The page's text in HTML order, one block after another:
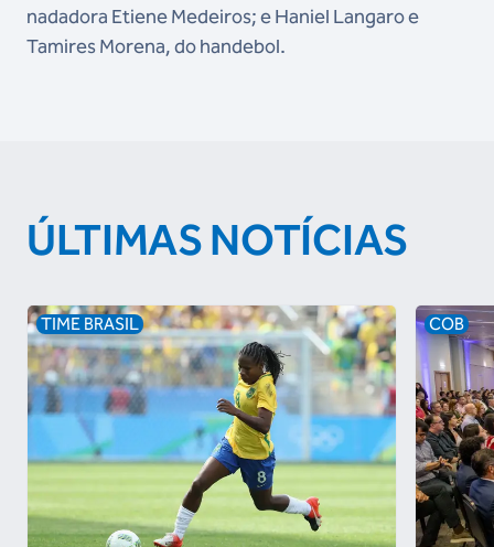
nadadora Etiene Medeiros; e Haniel Langaro e
Tamires Morena, do handebol.
ÚLTIMAS NOTÍCIAS
TIME BRASIL COB